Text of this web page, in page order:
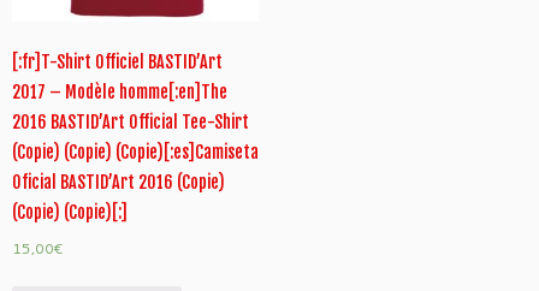
[:fr]T-Shirt Officiel BASTID’Art
2017 – Modèle homme[:en]The
2016 BASTID’Art Official Tee-Shirt
(Copie) (Copie) (Copie)[:es]Camiseta
Oficial BASTID’Art 2016 (Copie)
(Copie) (Copie)[:]
15,00€